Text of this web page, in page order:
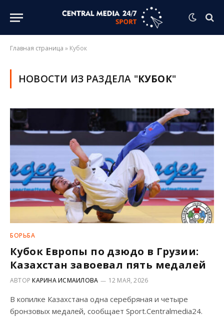
Главная страница » Кубок
НОВОСТИ ИЗ РАЗДЕЛА "КУБОК"
БОРЬБА
Кубок Европы по дзюдо в Грузии:
Казахстан завоевал пять медалей
АВТОРКАРИНА ИСМАИЛОВА 12 МАЯ, 2026
В копилке Казахстана одна серебряная и четыре
бронзовых медалей, сообщает Sport.Centralmedia24.